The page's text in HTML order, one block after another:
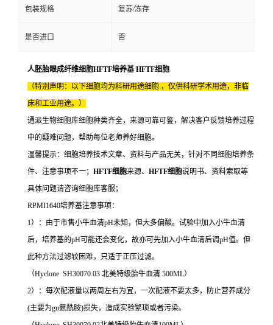
包装规格 复苏/冻存
是否进口 否
人胚胎眼成纤维细胞HFTF培养基 HFTF细胞
（特别声明：以下细胞均为科研用途细胞 ，仅供科研学术用途，非临
床和工业用途。）
通派生物细胞库细胞种类齐全，来源可靠可鉴，解决客户反馈培养过程
中的疑难问题，帮助每位老师养好细胞。
温馨提示：细胞培养技术文章、资料与产品无关，针对不同细胞培养条
件、注意事项不一； HFTF细胞来源、 HFTF细胞说明书、资料索取等
具体问题请咨询细胞库客服；
RPMI1640培养基注意事项：
1）：由于市售小牛血清pH未知，但大多偏酸。试验中加入小牛血清
后，培养基的pH可能还会变化，故亦可先加入小牛血清后调pH值。但
此种方法过滤较困难，只适于正压过滤。
（Hyclone SH30070.03 北美特级胎牛血清 500ML）
2）：每次配液量以两周左右为宜，一次配液不要太多，防止营养成分
(主要为gu氨酰胺)损失，造成实验繁琐或者污染。